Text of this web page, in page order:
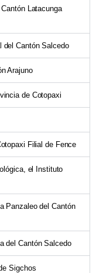
Latacunga
del Cantón Salcedo
Arajuno
de Cotopaxi
Filial de Fence
el Instituto
Panzaleo del Cantón
del Cantón Salcedo
Sigchos